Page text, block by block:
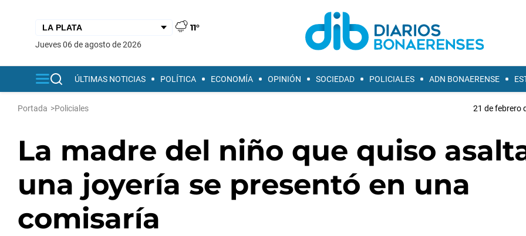
11°
jueves 06 de agosto de 2026
ÚLTIMAS NOTICIAS POLÍTICA ECONOMÍA OPINIÓN SOCIEDAD POLICIALES ADN BONAERENSE
Portada >Policiales 21 de febrero
La madre del niño que quiso
una joyería se presentó en una
comisaría